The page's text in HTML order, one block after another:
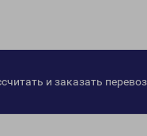
и заказать